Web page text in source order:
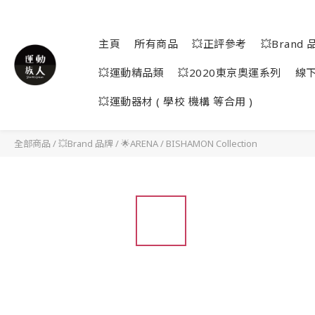
主頁 所有商品 💥正評參考 💥Brand
💥運動精品類 💥2020東京奧運系列 線
💥運動器材 ( 學校 機構 等合用 )
全部商品 /💥Brand 品牌/🌟ARENA/ BISHAMON Collection